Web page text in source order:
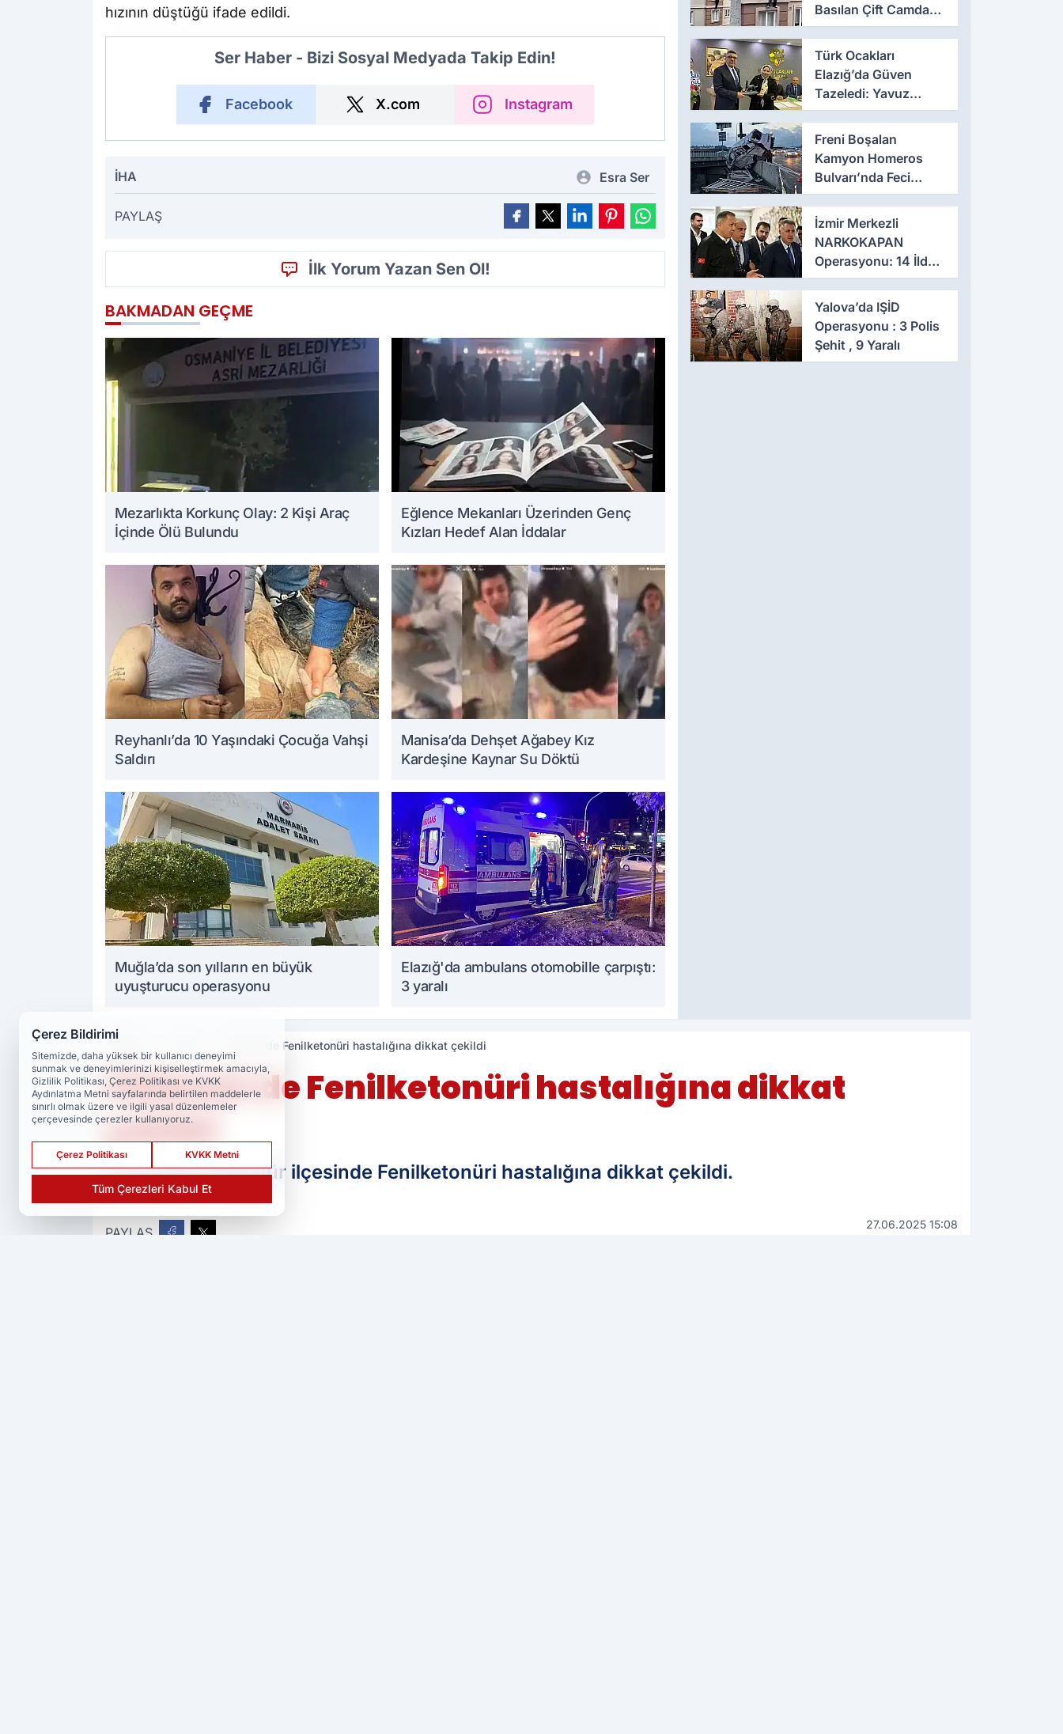
hızının düştüğü ifade edildi.
Ser Haber - Bizi Sosyal Medyada Takip Edin!
Facebook X.com Instagram
İHA Esra Ser
PAYLAŞ
İlk Yorum Yazan Sen Ol!
BAKMADAN GEÇME
Mezarlıkta Korkunç Olay: 2 Kişi Araç
İçinde Ölü Bulundu
Eğlence Mekanları Üzerinden Genç
Kızları Hedef Alan İddalar
Reyhanlı’da 10 Yaşındaki Çocuğa Vahşi
Saldırı
Manisa’da Dehşet Ağabey Kız
Kardeşine Kaynar Su Döktü
Muğla’da son yılların en büyük
uyuşturucu operasyonu
Elazığ'da ambulans otomobille çarpıştı:
3 yaralı
Basılan Çift Camdan
Atladı
Türk Ocakları
Elazığ’da Güven
Tazeledi: Yavuz
Haykır Yeniden
Başkan
Freni Boşalan
Kamyon Homeros
Bulvarı’nda Feci
Kazaya Neden Oldu
İzmir Merkezli
NARKOKAPAN
Operasyonu: 14 İlde
Eş Zamanlı Baskın,
641 Gözaltı
Yalova’da IŞİD
Operasyonu : 3 Polis
Şehit , 9 Yaralı
Pülümür'de Fenilketonüri hastalığına dikkat çekildi
Pülümür'de Fenilketonüri hastalığına dikkat
çekildi
Tunceli'nin Pülümür ilçesinde Fenilketonüri hastalığına dikkat çekildi.
PAYLAŞ
27.06.2025 15:08
Çerez Bildirimi
Sitemizde, daha yüksek bir kullanıcı deneyimi
sunmak ve deneyimlerinizi kişiselleştirmek amacıyla,
Gizlilik Politikası, Çerez Politikası ve KVKK
Aydınlatma Metni sayfalarında belirtilen maddelerle
sınırlı olmak üzere ve ilgili yasal düzenlemeler
çerçevesinde çerezler kullanıyoruz.
Çerez Politikası KVKK Metni
Tüm Çerezleri Kabul Et